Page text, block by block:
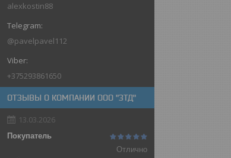
alexkostin88
@pavelpavel112
+375293861650
ОТЗЫВЫ О КОМПАНИИ ООО "ЗТД"
13.03.2026
Покупатель
Отлично